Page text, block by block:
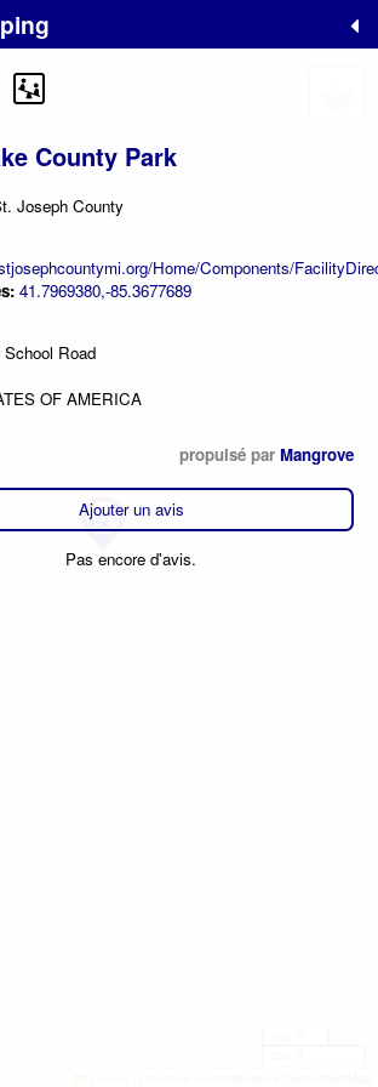
County Park
Joseph County
Home/Components/
41.7969380,-85.3677689
Road
OF AMERICA
propulsé par Mangrove
Ajouter un avis
Pas encore d'avis.